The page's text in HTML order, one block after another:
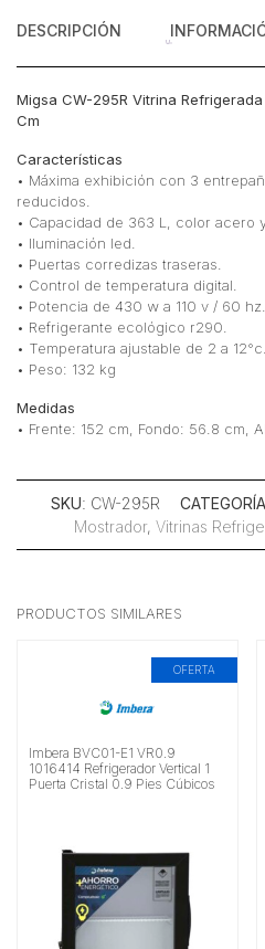
DESCRIPCIÓN
Migsa CW-295R Vitrina
Cm
Características
• Máxima exhibición con 3
reducidos.
• Capacidad de 363 L, color acero
• Iluminación led.
• Puertas corredizas traseras.
• Control de temperatura digital.
• Potencia de 430 w a 110 v / 60 hz.
• Refrigerante ecológico r290.
• Temperatura ajustable de 2 a 12°c.
• Peso: 132 kg
Medidas
• Frente: 152 cm, Fondo: 56.8 cm,
SKU: CW-295R
Mostrador, Vitrinas
PRODUCTOS SIMILARES
OFERTA
Imbera BVC01-E1 VR0.9
1016414 Refrigerador Vertical 1
Puerta Cristal 0.9 Pies Cúbicos